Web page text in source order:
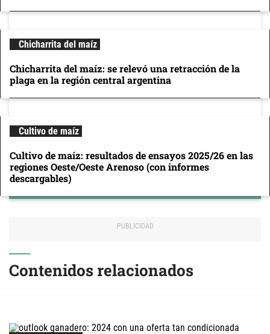
Chicharrita del maíz
Chicharrita del maíz: se relevó una retracción de la
plaga en la región central argentina
Cultivo de maíz
Cultivo de maíz: resultados de ensayos 2025/26 en las
regiones Oeste/Oeste Arenoso (con informes
descargables)
Contenidos relacionados